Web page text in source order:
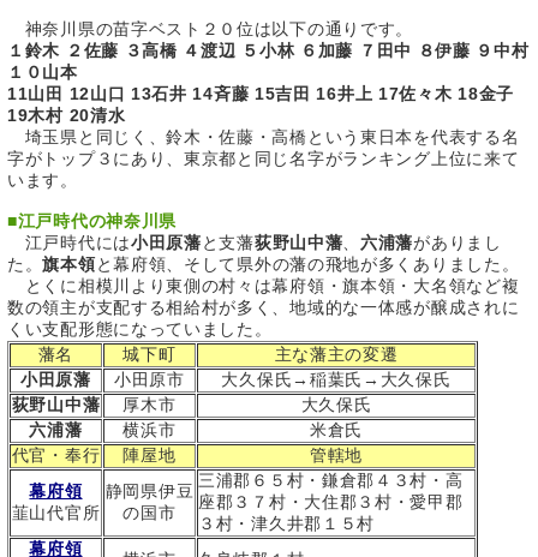
神奈川県の苗字ベスト２０位は以下の通りです。
１鈴木 ２佐藤 ３高橋 ４渡辺 ５小林 ６加藤 ７田中 ８伊藤 ９中村
１０山本
11山田 12山口 13石井 14斉藤 15吉田 16井上 17佐々木 18金子
19木村 20清水
埼玉県と同じく、鈴木・佐藤・高橋という東日本を代表する名
字がトップ３にあり、東京都と同じ名字がランキング上位に来て
います。
■江戸時代の神奈川県
江戸時代には小田原藩と支藩荻野山中藩 、六浦藩がありまし
た。旗本領と幕府領、そして県外の藩の飛地が多くありました。
とくに相模川より東側の村々は幕府領・旗本領・大名領など複
数の領主が支配する相給村が多く、地域的な一体感が醸成されに
くい支配形態になっていました。
藩名
城下町
主な藩主の変遷
小田原藩
小田原市
大久保氏→稲葉氏→大久保氏
荻野山中藩
厚木市
大久保氏
六浦藩
横浜市
米倉氏
代官・奉行
陣屋地
管轄地
幕府領
韮山代官所
静岡県伊豆
の国市
三浦郡６５村・鎌倉郡４３村・高
座郡３７村・大住郡３村・愛甲郡
３村・津久井郡１５村
幕府領